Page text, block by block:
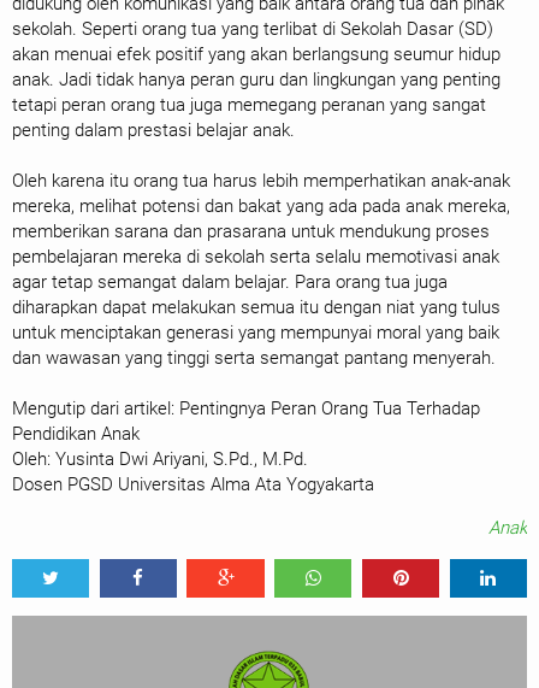
sekolah. Seperti orang tua yang terlibat di Sekolah Dasar (SD)
akan menuai efek positif yang akan berlangsung seumur hidup
anak. Jadi tidak hanya peran guru dan lingkungan yang penting
tetapi peran orang tua juga memegang peranan yang sangat
penting dalam prestasi belajar anak.
Oleh karena itu orang tua harus lebih memperhatikan anak-anak
mereka, melihat potensi dan bakat yang ada pada anak mereka,
memberikan sarana dan prasarana untuk mendukung proses
pembelajaran mereka di sekolah serta selalu memotivasi anak
agar tetap semangat dalam belajar. Para orang tua juga
diharapkan dapat melakukan semua itu dengan niat yang tulus
untuk menciptakan generasi yang mempunyai moral yang baik
dan wawasan yang tinggi serta semangat pantang menyerah.
Mengutip dari artikel: Pentingnya Peran Orang Tua Terhadap
Pendidikan Anak
Oleh: Yusinta Dwi Ariyani, S.Pd., M.Pd.
Dosen PGSD Universitas Alma Ata Yogyakarta
Anak
Tweet Share 0
Share Share Share Share